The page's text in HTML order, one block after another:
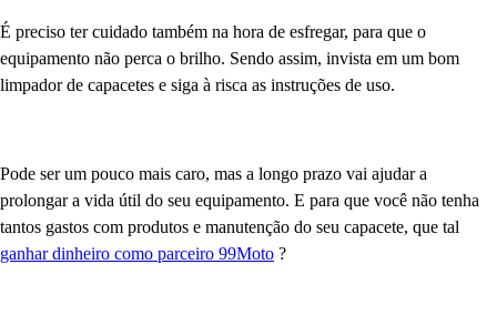
É preciso ter cuidado também na hora de esfregar, para que o
equipamento não perca o brilho. Sendo assim, invista em um bom
limpador de capacetes e siga à risca as instruções de uso.
Pode ser um pouco mais caro, mas a longo prazo vai ajudar a
prolongar a vida útil do seu equipamento. E para que você não tenha
tantos gastos com produtos e manutenção do seu capacete, que tal
ganhar dinheiro como parceiro 99Moto ?